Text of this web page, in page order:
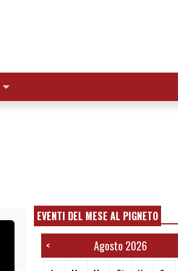
EVENTI DEL MESE AL PIGNETO
< Agosto 2026